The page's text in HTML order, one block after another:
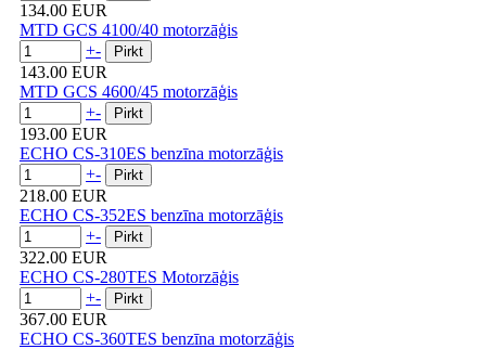
134.00 EUR
MTD GCS 4100/40 motorzāģis
+-
143.00 EUR
MTD GCS 4600/45 motorzāģis
+-
193.00 EUR
ECHO CS-310ES benzīna motorzāģis
+-
218.00 EUR
ECHO CS-352ES benzīna motorzāģis
+-
322.00 EUR
ECHO CS-280TES Motorzāģis
+-
367.00 EUR
ECHO CS-360TES benzīna motorzāģis